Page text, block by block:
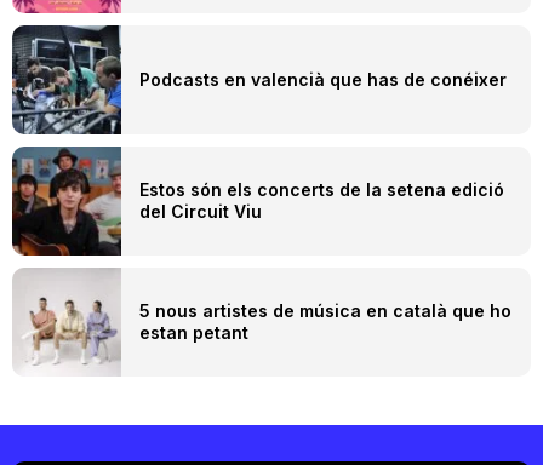
Podcasts en valencià que has de conéixer
Estos són els concerts de la setena edició
del Circuit Viu
5 nous artistes de música en català que ho
estan petant